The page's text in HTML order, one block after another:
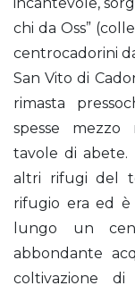
chi da Oss”
centrocadorini
San Vito di
rimasta
spesse
tavole di abete.
altri rifugi del
rifugio era ed
lungo un
abbondante
coltivazione